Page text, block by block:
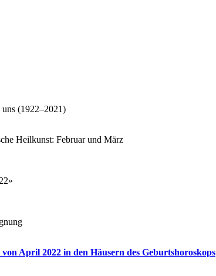
(1922–2021)
Heilkunst: Februar und März
April 2022 in den Häusern des Geburtshoroskops